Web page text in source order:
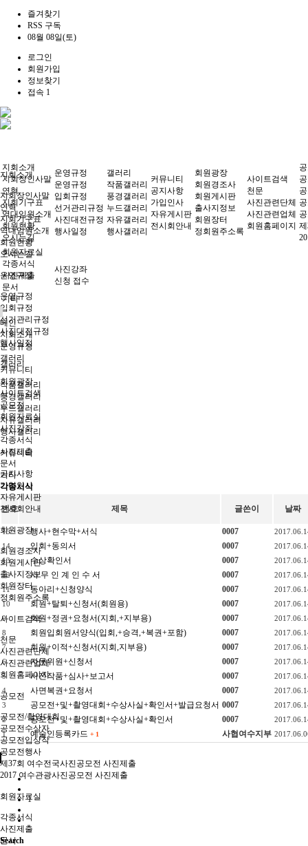
즐겨찾기
RSS 구독
08월 08일(토)
로그인
회원가입
정보찾기
접속 1
지회소개
지회장인사말
연혁
지회기구표
역대임원소개
회원현황
오시는길
운영규정
운영규정
입회규정
선거관리규정
사진대전규정
행사일정
갤러리
작품갤러리
풍경갤러리
누드갤러리
자유갤러리
행사갤러리
커뮤니티
공지사항
가입인사
자유게시판
전시회안내
회원광장
회원경조사
회원게시판
출사지정보
회원장터
정회원주소록
사이트검색
천문
사진관련단체
사진관련업체
회원홈페이지
공모전
공모전/촬영대회
공모전수상자
공모전입상작
공모전행사
제37회 여수전국사진공모전 사진제출
2017 여수관광사진공모전 사진제출
회원자료실
각종서식
사진제출
문서
지회소개
지회장인사말
연혁
지회기구표
역대임원소개
회원현황
오시는길
운영규정
운영규정
입회규정
선거관리규정
사진대전규정
행사일정
갤러리
작품갤러리
풍경갤러리
누드갤러리
자유갤러리
행사갤러리
커뮤니티
공지사항
가입인사
자유게시판
전시회안내
회원광장
회원경조사
회원게시판
출사지정보
회원장터
정회원주소록
사이트검색
천문
사진관련단체
사진관련업체
회원홈페이지
회원자료실
각종서식
사진제출
문서
기타
사진강좌
신청 접수
메인
지회소개
운영규정
갤러리
커뮤니티
회원광장
사이트검색
공모전
회원자료실
사진강좌
각종서식
사진제출
문서
기타
각종서식
번호 제목 글쓴이 날짜
15 행사+현수막+서식 0007
14
입회+동의서 0007
13
수상확인서 0007
12
사 무 인 계 인 수 서 0007
11
동아리+신청양식 0007
10
회원+탈퇴+신청서(회원용) 0007
9
회원+정권+요청서(지회,+지부용) 0007
8
회원입회원서양식(입회,+승격,+복권+포함) 0007
7
회원+이적+신청서(지회,지부용) 0007
6
자문위원+신청서 0007
5
사진작품+심사+보고서 0007
4
사면복권+요청서 0007
3
공모전+및+촬영대회+수상사실+확인서+발급요청서 0007
2
공모전+및+촬영대회+수상사실+확인서 0007
1
예술인등록카드 + 1 사협여수지부
1
Search